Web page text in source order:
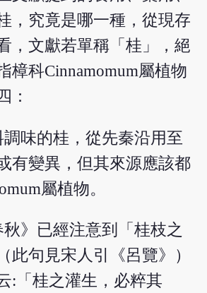
，究竟是哪一種，從現存
，文獻若單稱「桂」，絕
樟科Cinnamomum屬植物
：
調味的桂，從先秦沿用至
有變異，但其來源應該都
屬植物。
秋》已經注意到「桂枝之
此句見宋人引《呂覽》）
:「桂之灌生，必粹其